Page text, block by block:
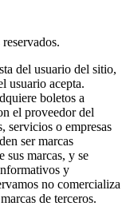
del usuario del sitio,
usuario acepta.
boletos a
el proveedor del
servicios o empresas
ser marcas
sus marcas, y se
y
no comercializa
de terceros.